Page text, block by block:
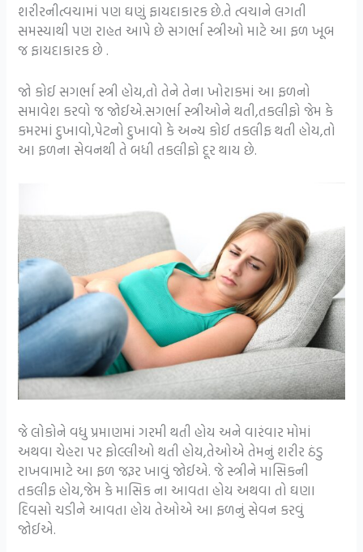
શરીરનીત્વચામાં પણ ઘણું ફાયદાકારક છે.તે ત્વચાને લગતી
સમસ્યાથી પણ રાહત આપે છે સગર્ભા સ્ત્રીઓ માટે આ ફળ ખૂબ
જ ફાયદાકારક છે .
જો કોઈ સગર્ભા સ્ત્રી હોય,તો તેને તેના ખોરાકમાં આ ફળનો
સમાવેશ કરવો જ જોઈએ.સગર્ભા સ્ત્રીઓને થતી,તકલીફો જેમ કે
કમરમાં દુખાવો,પેટનો દુખાવો કે અન્ય કોઈ તકલીફ થતી હોય,તો
આ ફળના સેવનથી તે બધી તકલીફો દૂર થાય છે.
જે લોકોને વધુ પ્રમાણમાં ગરમી થતી હોય અને વારંવાર મોમાં
અથવા ચેહરા પર ફોલ્લીઓ થતી હોય,તેઓએ તેમનું શરીર ઠંડુ
રાખવામાટે આ ફળ જરૂર ખાવું જોઈએ. જે સ્ત્રીને માસિકની
તકલીફ હોય,જેમ કે માસિક ના આવતા હોય અથવા તો ઘણા
દિવસો ચડીને આવતા હોય તેઓએ આ ફળનું સેવન કરવું
જોઈએ.